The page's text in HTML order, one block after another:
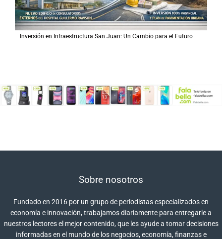
Inversión en Infraestructura San Juan: Un Cambio para el Futuro
Sobre nosotros
Fundado en 2016 por un grupo de periodistas especializados en
economía e innovación, trabajamos diariamente para entregarle a
nuestros lectores el mejor contenido, que les ayude a tomar decisiones
informadas en el mundo de los negocios, economía, finanzas e